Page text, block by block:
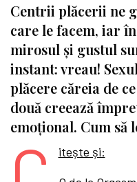
Centrii plăcerii ne
care le facem, iar
mirosul și gustul
instant: vreau!
plăcere căreia de
două creează
emoțional. Cum să
itește și: